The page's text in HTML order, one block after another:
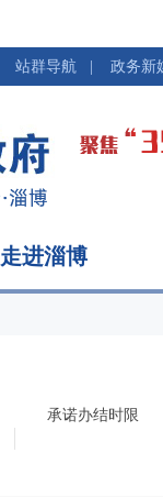
繁体 | 站群导航 |
走进淄博
承诺办结时限